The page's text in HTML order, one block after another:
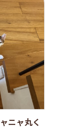
ニャ丸く